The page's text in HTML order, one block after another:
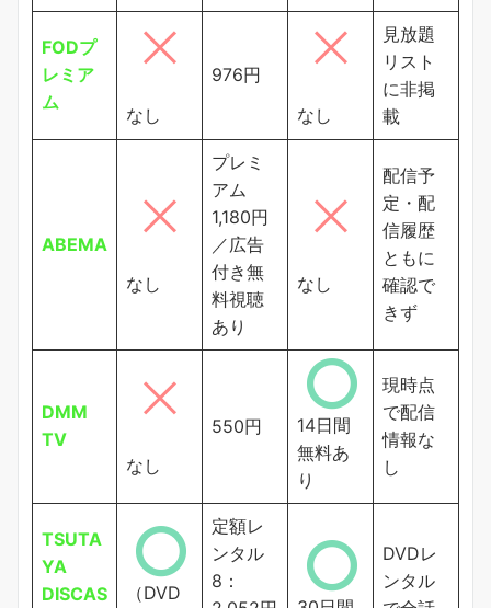
FODプ
レミア
ム
なし
976円
なし
見放題
リスト
に非掲
載
ABEMA
なし
プレミ
アム
1,180円
／広告
付き無
料視聴
あり
なし
配信予
定・配
信履歴
ともに
確認で
きず
DMM
TV
なし
550円
14日間
無料あ
り
現時点
で配信
情報な
し
TSUTA
YA
DISCAS
（DVD
定額レ
ンタル
8：
DVDレ
ンタル